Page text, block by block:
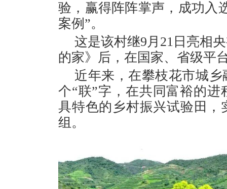
验，赢得阵阵掌声，成功入
案例”。
这是该村继9月21日亮相
的家》后，在国家、省级平
近年来，在攀枝花市城
个“联”字，在共同富裕的
具特色的乡村振兴试验田
组。